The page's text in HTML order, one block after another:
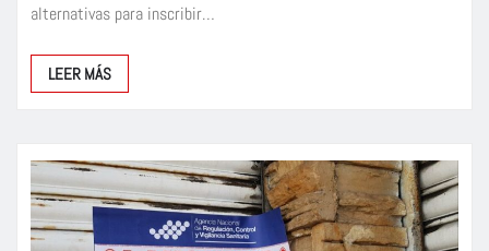
alternativas para inscribir…
LEER MÁS